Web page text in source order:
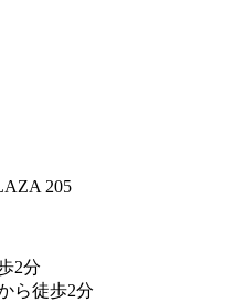
205
2分
ら徒歩2分